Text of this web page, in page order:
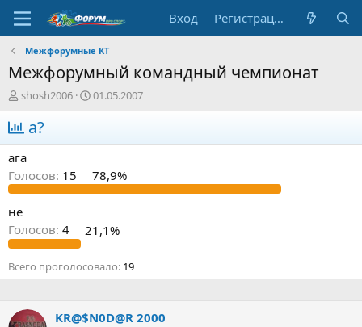
Вход Регистрация
Межфорумные КТ
Межфорумный командный чемпионат
А
в
т
о
р
т
е
м
ы
shosh2006
Д
а
ч
а
а
01.05.2007
а?
ага
Голосов: 15 78,9%
не
Голосов: 4 21,1%
Всего проголосовало 19
KR@$N0D@R 2000